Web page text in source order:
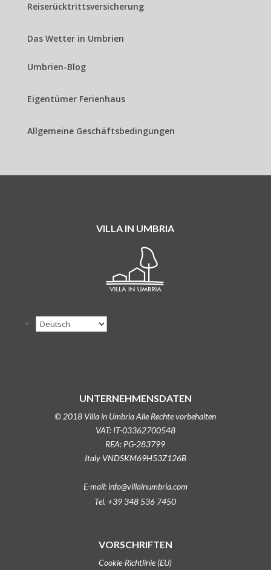
Reiserücktrittsversicherung
Das Wetter in Umbrien
Umbrien-Blog
Eigentümer Ferienhaus
Allgemeine Geschäftsbedingungen
VILLA IN UMBRIA
UNTERNEHMENSDATEN
© 2018 Villa in Umbria Alle Rechte vorbehalten
VAT: IT-03362700548
REA: PG-283799
Italy VNDSKM69H53Z126B
E-mail: info@villainumbria.com
Tel. +39 348 536 7450
VORSCHRIFTEN
Cookie-Richtlinie (EU)